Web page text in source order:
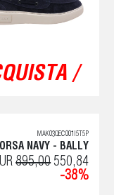
/
MAK03QEC001I5T5P
NAVY - BALLY
895,00550,84
-38%